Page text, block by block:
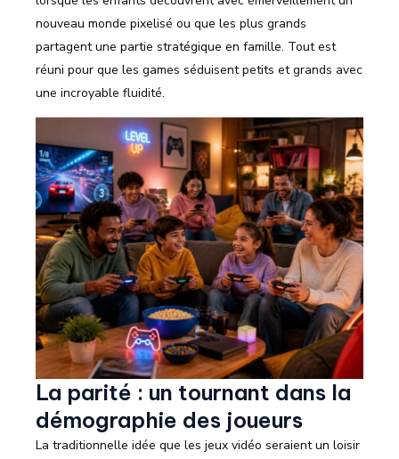
nouveau monde pixelisé ou que les plus grands
partagent une partie stratégique en famille. Tout est
réuni pour que les games séduisent petits et grands avec
une incroyable fluidité.
La parité : un tournant dans la
démographie des joueurs
La traditionnelle idée que les jeux vidéo seraient un loisir